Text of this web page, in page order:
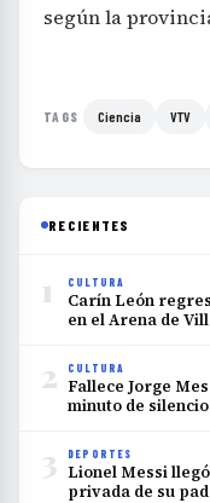
según la
TAGS Ciencia VTV
RECIENTES
1 CULTURA
Carín León
en el Arena de
2 CULTURA
Fallece Jorge
minuto de
3 DEPORTES
Lionel Messi
privada de su